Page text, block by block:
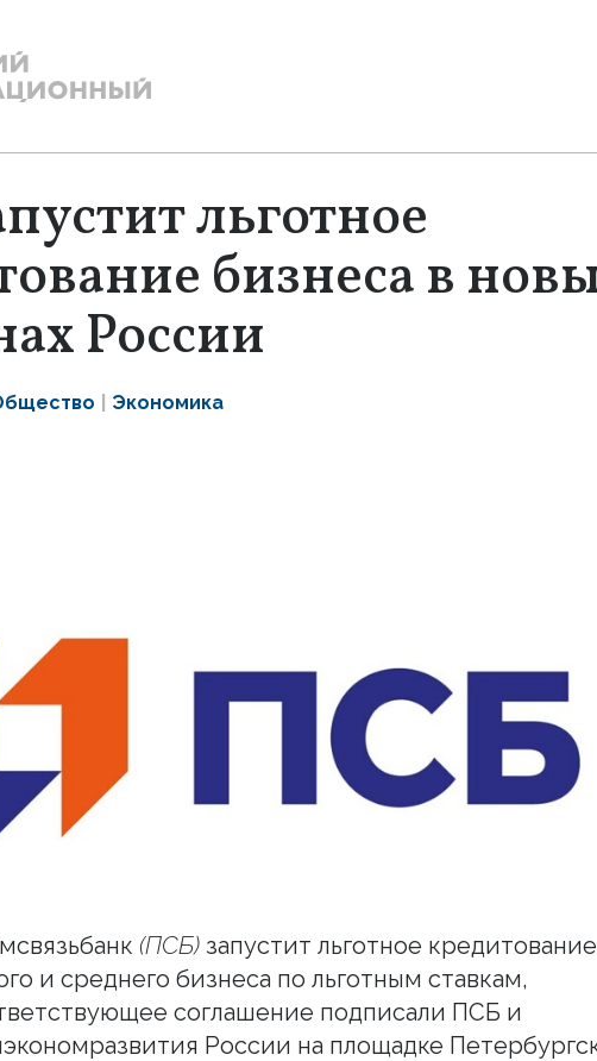
льготное
бизнеса в
России
Экономика
(ПСБ) запустит льготное кредитование
и среднего бизнеса по льготным ставкам,
соглашение подписали ПСБ и
России на площадке